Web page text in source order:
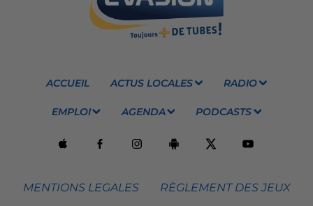
ACCUEIL ACTUS LOCALES RADIO
EMPLOI AGENDA PODCASTS
MENTIONS LEGALES RÈGLEMENT DES JEUX